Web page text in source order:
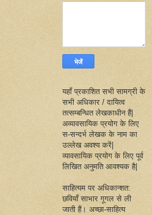
यहाँ प्रकाशित सभी सामग्री के
सभी अधिकार / दायित्व
तत्सम्बन्धित लेखकाधीन हैं|
अव्यावसायिक प्रयोग के लिए
स-सन्दर्भ लेखक के नाम का
उल्लेख अवश्य करें|
व्यावसायिक प्रयोग के लिए पूर्व
लिखित अनुमति आवश्यक है|
साहित्यम पर अधिकान्शत:
छवियाँ साभार गूगल से ली
जाती हैं। अच्छा-साहित्य